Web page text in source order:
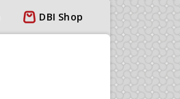
DBI Shop